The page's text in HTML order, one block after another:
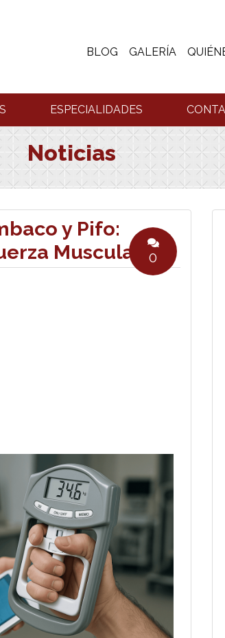
BLOG GALERÍA
ESPECIALIDADES
Noticias
y Pifo:
Muscular
0